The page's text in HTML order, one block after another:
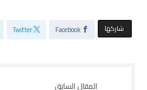
‫‫ شاركها‬ Facebook
Twitter